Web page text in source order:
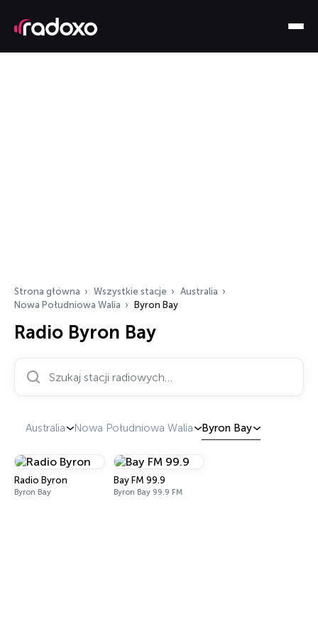
Strona główna Wszystkie stacje
Australia
Nowa Południowa Walia
Byron Bay
Radio Byron Bay
Australia Nowa Południowa Walia Byron Bay
Radio Byron
Byron Bay
Bay FM 99.9
Byron Bay 99.9 FM